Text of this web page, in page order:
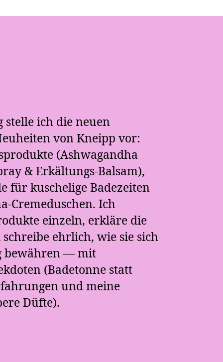
stelle ich die neuen
von Kneipp vor:
(Ashwagandha
& Erkältungs-Balsam),
für kuschelige Badezeiten
Cremeduschen. Ich
einzeln, erkläre die
ehrlich, wie sie sich
bewähren — mit
(Badetonne statt
und meine
Düfte).